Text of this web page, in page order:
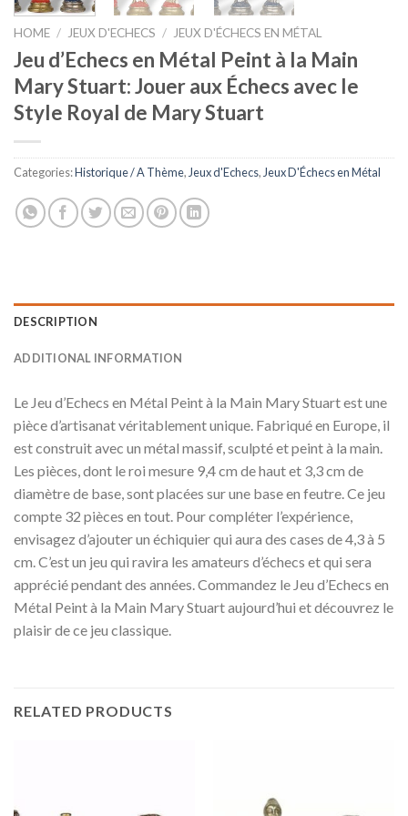
HOME / JEUX D'ECHECS / JEUX D'ÉCHECS EN MÉTAL
Jeu d’Echecs en Métal Peint à la Main
Mary Stuart: Jouer aux Échecs avec le
Style Royal de Mary Stuart
Categories:Historique / A Thème, Jeux d'Echecs, Jeux D'Échecs en Métal
DESCRIPTION
ADDITIONAL INFORMATION
Le Jeu d’Echecs en Métal Peint à la Main Mary Stuart est une
pièce d’artisanat véritablement unique. Fabriqué en Europe, il
est construit avec un métal massif, sculpté et peint à la main.
Les pièces, dont le roi mesure 9,4 cm de haut et 3,3 cm de
diamètre de base, sont placées sur une base en feutre. Ce jeu
compte 32 pièces en tout. Pour compléter l’expérience,
envisagez d’ajouter un échiquier qui aura des cases de 4,3 à 5
cm. C’est un jeu qui ravira les amateurs d’échecs et qui sera
apprécié pendant des années. Commandez le Jeu d’Echecs en
Métal Peint à la Main Mary Stuart aujourd’hui et découvrez le
plaisir de ce jeu classique.
RELATED PRODUCTS